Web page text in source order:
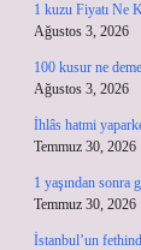
1 kuzu Fiyatı Ne
Ağustos 3, 2026
100 kusur ne
Ağustos 3, 2026
İhlâs hatmi
Temmuz 30, 2026
1 yaşından sonra
Temmuz 30, 2026
İstanbul’un